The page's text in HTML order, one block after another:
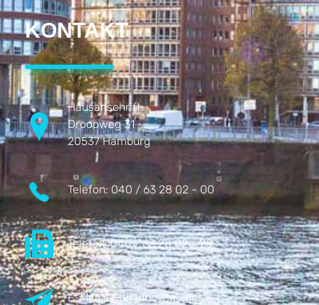
KONTAKT
Hausanschrift:
Droopweg 31
20537 Hamburg
Telefon: 040 / 63 28 02 - 00
Telefax:040 / 63 28 02 - 25
E-Mail:DHV@dhv-cgb.de